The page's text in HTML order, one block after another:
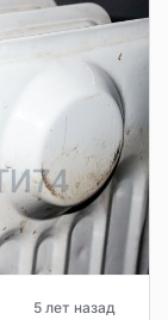
5 лет назад